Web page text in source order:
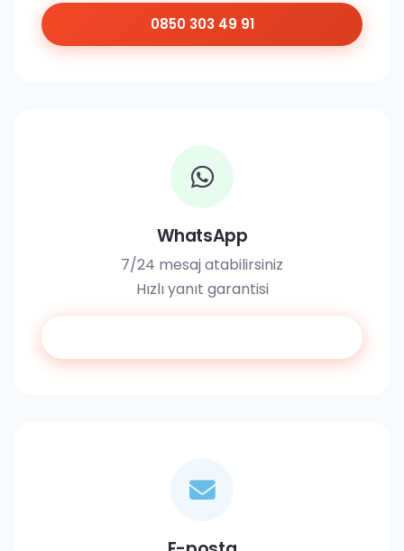
0850 303 49 91
WhatsApp
7/24 mesaj atabilirsiniz
Hızlı yanıt garantisi